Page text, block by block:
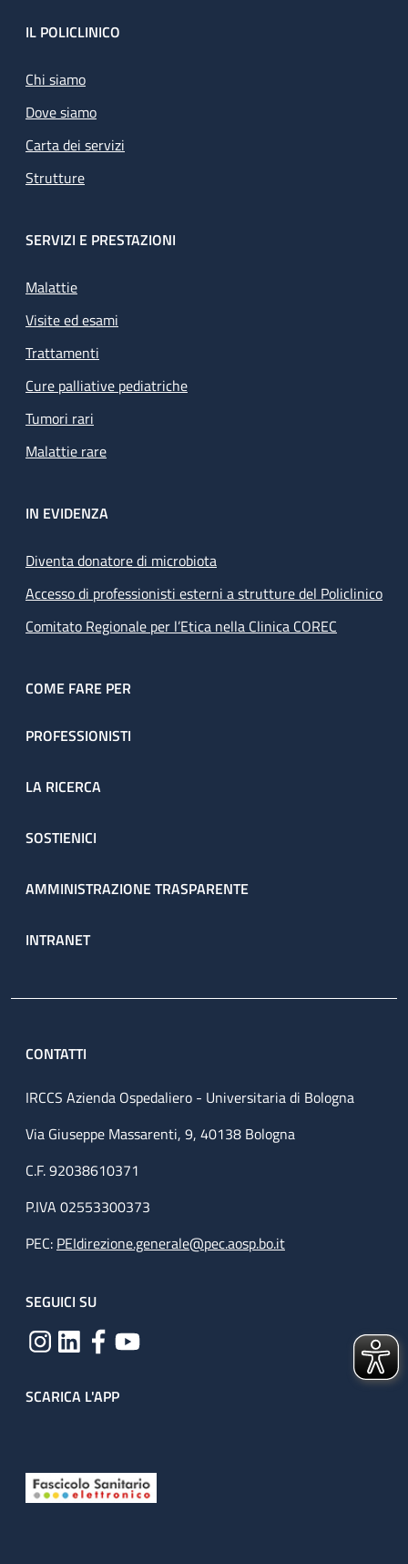
Footer
IL POLICLINICO
Chi siamo
Dove siamo
Carta dei servizi
Strutture
SERVIZI E PRESTAZIONI
Malattie
Visite ed esami
Trattamenti
Cure palliative pediatriche
Tumori rari
Malattie rare
IN EVIDENZA
Diventa donatore di microbiota
Accesso di professionisti esterni a strutture del Policlinico
Comitato Regionale per l’Etica nella Clinica COREC
COME FARE PER
PROFESSIONISTI
LA RICERCA
SOSTIENICI
AMMINISTRAZIONE TRASPARENTE
INTRANET
CONTATTI
IRCCS Azienda Ospedaliero - Universitaria di Bologna
Via Giuseppe Massarenti, 9, 40138 Bologna
C.F. 92038610371
P.IVA 02553300373
PEC: PEIdirezione.generale@pec.aosp.bo.it
SEGUICI SU
SCARICA L'APP